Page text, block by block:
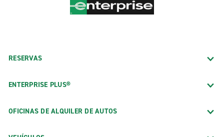
RESERVAS
ENTERPRISE PLUS®
OFICINAS DE ALQUILER DE AUTOS